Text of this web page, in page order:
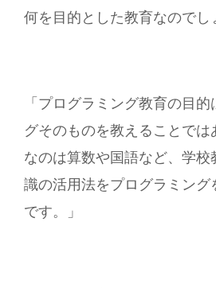
何を目的とした教育なのでし
「プログラミング教育の目
グそのものを教えることで
なのは算数や国語など、学校
識の活用法をプログラミング
です。」